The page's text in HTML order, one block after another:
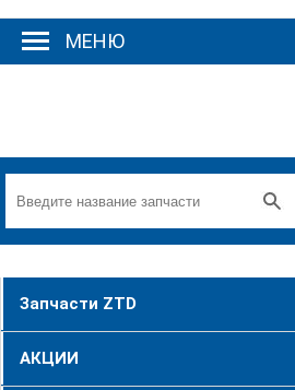
МЕНЮ
Запчасти ZTD
АКЦИИ